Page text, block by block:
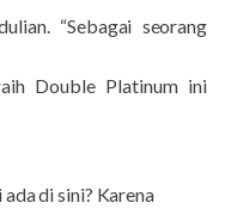
“Sebagai seorang
Double Platinum ini
di sini? Karena